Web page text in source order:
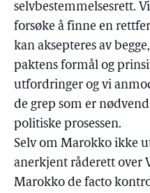
selvbestemmelsesrett.
forsøke å finne en
kan aksepteres av
paktens formål og
utfordringer og vi
de grep som er
politiske prosessen.
Selv om Marokko ikke
anerkjent råderett over
Marokko de facto